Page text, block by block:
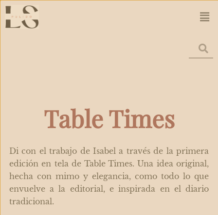
Ir
al
contenido
Table Times
Di con el trabajo de Isabel a través de la primera
edición en tela de Table Times. Una idea original,
hecha con mimo y elegancia, como todo lo que
envuelve a la editorial, e inspirada en el diario
tradicional.